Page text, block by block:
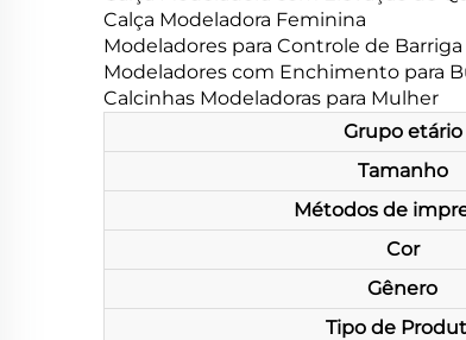
Calça Modeladora Feminina
Modeladores para Controle de Barriga
Modeladores com Enchimento para
Calcinhas Modeladoras para Mulher
Grupo etário
Tamanho
Métodos de
Cor
Gênero
Tipo de